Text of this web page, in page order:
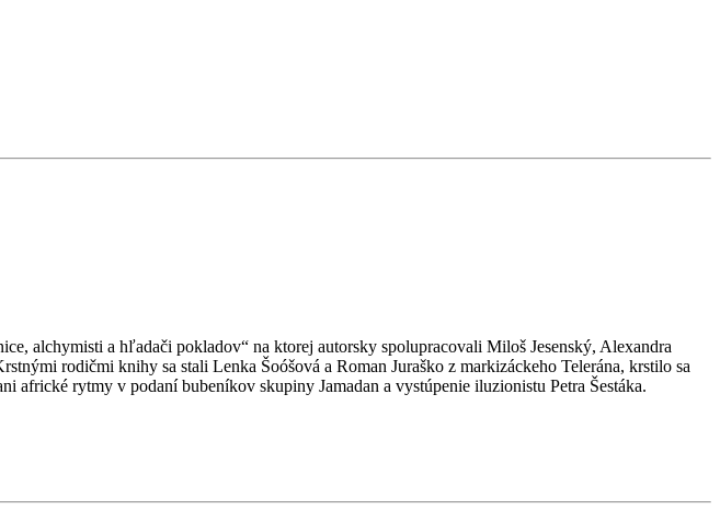
alchymisti a hľadači pokladov“ na ktorej autorsky spolupracovali Miloš Jesenský, Alexandra
rodičmi knihy sa stali Lenka Šoóšová a Roman Juraško z markizáckeho Telerána, krstilo sa
africké rytmy v podaní bubeníkov skupiny Jamadan a vystúpenie iluzionistu Petra Šestáka.